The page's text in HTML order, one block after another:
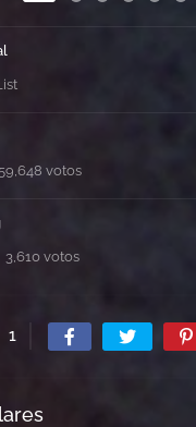
votos
3,610 votos
1